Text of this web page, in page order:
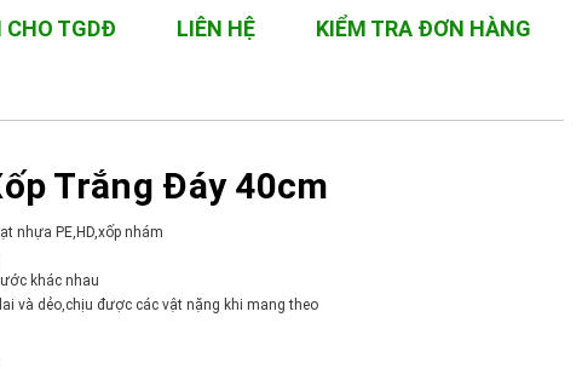
CHO TGDĐ LIÊN HỆ KIỂM TRA ĐƠN HÀNG
Trắng Đáy 40cm
nhựa PE,HD,xốp nhám
khác nhau
và dẻo,chịu được các vật nặng khi mang theo